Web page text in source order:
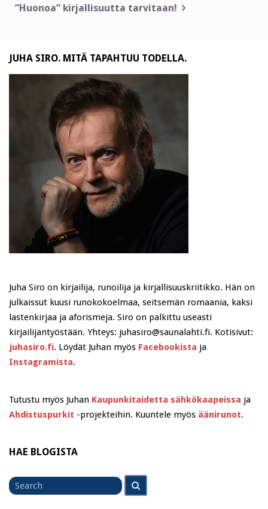
selaus
”Huonoa” kirjallisuutta tarvitaan!
JUHA SIRO. MITÄ TAPAHTUU TODELLA.
Juha Siro on kirjailija, runoilija ja kirjallisuuskriitikko. Hän on
julkaissut kuusi runokokoelmaa, seitsemän romaania, kaksi
lastenkirjaa ja aforismeja. Siro on palkittu useasti
kirjailijantyöstään. Yhteys: juhasiro@saunalahti.fi. Kotisivut:
juhasiro.fi. Löydät Juhan myös Facebookista ja
Instagramista.
Tutustu myös Juhan Kaupunkitaidetta sähkökaapeissa ja
Ahdistuspurkit -projekteihin. Kuuntele myös äänirunot.
HAE BLOGISTA
Search
for